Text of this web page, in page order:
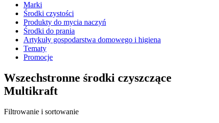
Marki
Środki czystości
Produkty do mycia naczyń
Środki do prania
Artykuły gospodarstwa domowego i higiena
Tematy
Promocje
Wszechstronne środki czyszczące
Multikraft
Filtrowanie i sortowanie